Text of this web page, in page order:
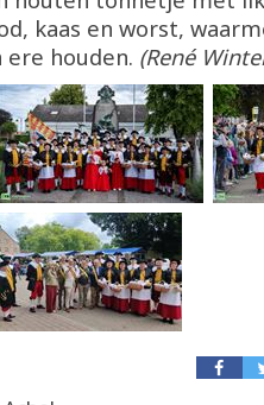
kaas en worst,
houden. (René